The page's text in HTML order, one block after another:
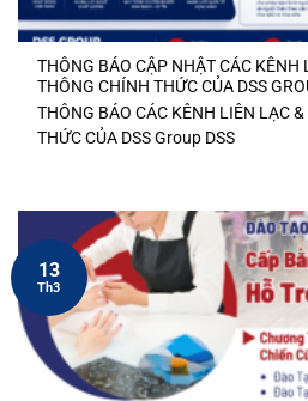
THÔNG BÁO CẬP NHẬT CÁC KÊNH
THÔNG CHÍNH THỨC CỦA DSS
THÔNG BÁO CÁC KÊNH LIÊN LẠC
THỨC CỦA DSS Group DSS
13
Th3